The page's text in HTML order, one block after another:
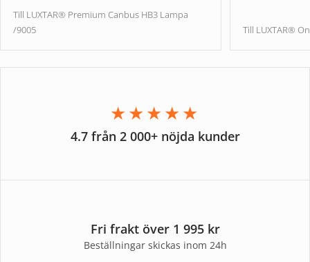
Till LUXTAR® Premium Canbus HB3 Lampa
/9005
Till LUXTAR®
★★★★★
4.7 från 2 000+ nöjda kunder
Fri frakt över 1 995 kr
Beställningar skickas inom 24h